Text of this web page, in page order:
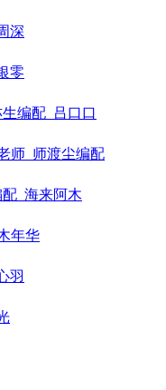
深
零
编配_吕口口
师_师渡尘编配
_海来阿木
年华
羽